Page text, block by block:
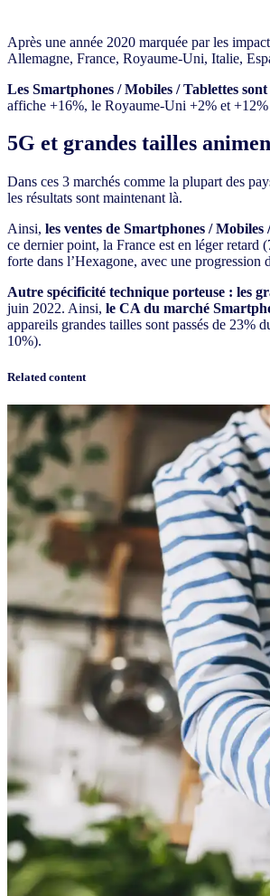
Après une année 2020 marquée par les
Allemagne, France, Royaume-Uni, Italie,
Les Smartphones / Mobiles / Tablettes
affiche +16%, le Royaume-Uni +2% et
5G et grandes tailles
Dans ces 3 marchés comme la plupart des
les résultats sont maintenant là.
Ainsi, les ventes de Smartphones /
ce dernier point, la France est en léger
forte dans l’Hexagone, avec une progression
Autre spécificité technique porteuse : les
juin 2022. Ainsi, le CA du marché
appareils grandes tailles sont passés de 23%
10%).
Related content